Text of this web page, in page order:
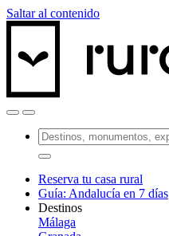
Saltar al contenido
Reserva tu casa rural
Guía: Andalucía en 7 días
Destinos
Málaga